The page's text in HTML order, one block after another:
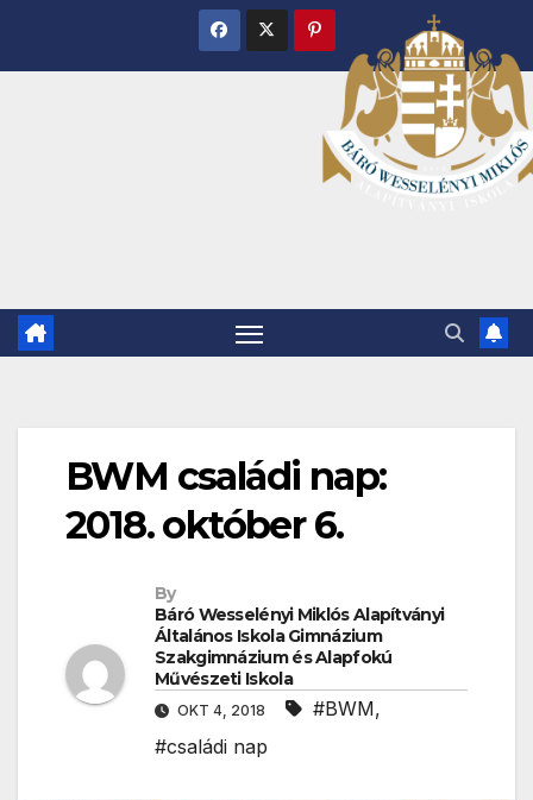
BWM családi nap:
2018. október 6.
By
Báró Wesselényi Miklós Alapítványi
Általános Iskola Gimnázium
Szakgimnázium és Alapfokú
Művészeti Iskola
OKT 4, 2018 #BWM,
#családi nap